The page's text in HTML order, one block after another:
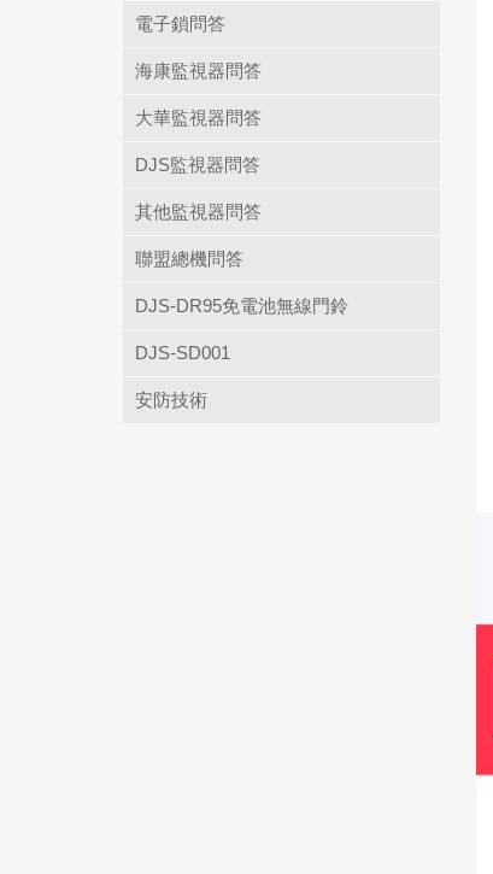
電子鎖問答
海康監視器問答
大華監視器問答
DJS監視器問答
其他監視器問答
聯盟總機問答
DJS-DR95免電池無線門鈴
DJS-SD001
安防技術